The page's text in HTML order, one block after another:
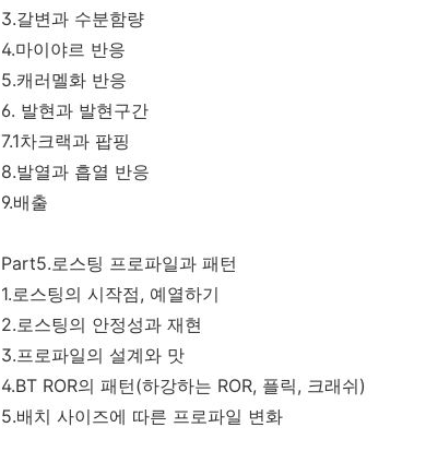
3.갈변과 수분함량
4.마이야르 반응
5.캐러멜화 반응
6. 발현과 발현구간
7.1차크랙과 팝핑
8.발열과 흡열 반응
9.배출
Part5.로스팅 프로파일과 패턴
1.로스팅의 시작점, 예열하기
2.로스팅의 안정성과 재현
3.프로파일의 설계와 맛
4.BT ROR의 패턴(하강하는 ROR, 플릭, 크래쉬)
5.배치 사이즈에 따른 프로파일 변화